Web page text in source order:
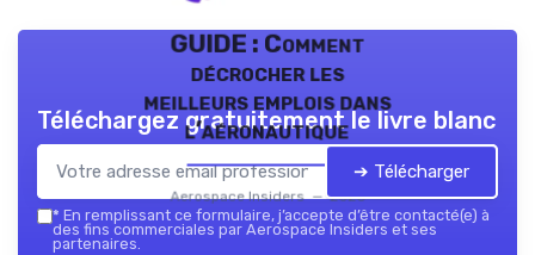
GUIDE : Comment
décrocher les
meilleurs emplois dans
l’aéronautique
Aerospace Insiders — 2026
Téléchargez gratuitement le livre blanc
➔ Télécharger
* En remplissant ce formulaire, j’accepte d’être contacté(e) à
des fins commerciales par Aerospace Insiders et ses
partenaires.